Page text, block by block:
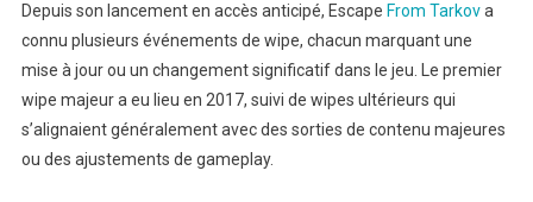
Depuis son lancement en accès anticipé, Escape From Tarkova
connu plusieurs événements de wipe, chacun marquant une
mise à jour ou un changement significatif dans le jeu. Le premier
wipe majeur a eu lieu en 2017, suivi de wipes ultérieurs qui
s’alignaient généralement avec des sorties de contenu majeures
ou des ajustements de gameplay.